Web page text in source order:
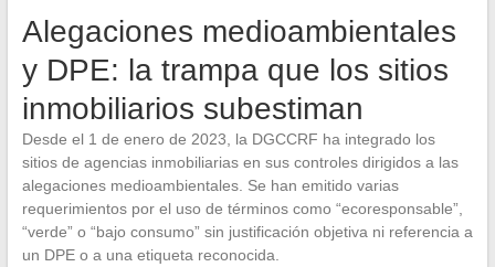
Alegaciones medioambientales
y DPE: la trampa que los sitios
inmobiliarios subestiman
Desde el 1 de enero de 2023, la DGCCRF ha integrado los
sitios de agencias inmobiliarias en sus controles dirigidos a las
alegaciones medioambientales. Se han emitido varias
requerimientos por el uso de términos como “ecoresponsable”,
“verde” o “bajo consumo” sin justificación objetiva ni referencia a
un DPE o a una etiqueta reconocida.